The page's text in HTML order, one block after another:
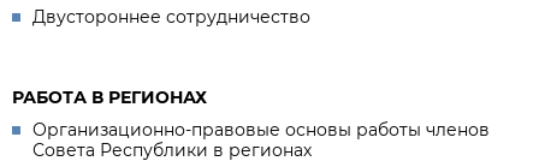
Двустороннее сотрудничество
РАБОТА В РЕГИОНАХ
Организационно-правовые основы работы членов
Совета Республики в регионах